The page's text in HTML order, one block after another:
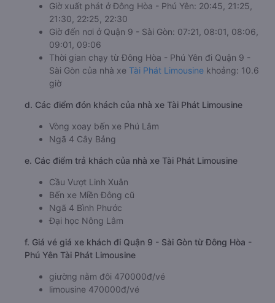
Giờ xuất phát ở Đông Hòa - Phú Yên: 20:45, 21:25,
21:30, 22:25, 22:30
Giờ đến nơi ở Quận 9 - Sài Gòn: 07:21, 08:01, 08:06,
09:01, 09:06
Thời gian chạy từ Đông Hòa - Phú Yên đi Quận 9 -
Sài Gòn của nhà xe Tài Phát Limousine khoảng: 10.6
giờ
d. Các điểm đón khách của nhà xe Tài Phát Limousine
Vòng xoay bến xe Phú Lâm
Ngã 4 Cây Bảng
e. Các điểm trả khách của nhà xe Tài Phát Limousine
Cầu Vượt Linh Xuân
Bến xe Miền Đông cũ
Ngã 4 Bình Phước
Đại học Nông Lâm
f. Giá vé giá xe khách đi Quận 9 - Sài Gòn từ Đông Hòa -
Phú Yên Tài Phát Limousine
giường nằm đôi 470000đ/vé
limousine 470000đ/vé